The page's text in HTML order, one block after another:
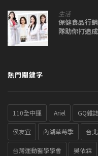
生活
保健食品行
隊助你打造
熱門關鍵字
110全中運 Ariel GQ雜
侯友宜 內湖草莓季 台
台灣運動醫學學會 吳依霖